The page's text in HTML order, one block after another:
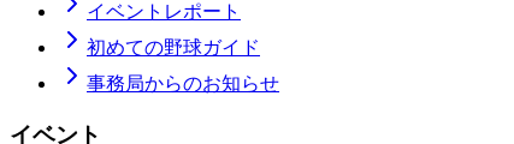
イベントレポート
初めての野球ガイド
事務局からのお知らせ
イベント